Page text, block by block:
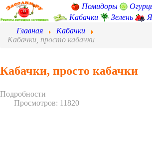
Помидоры
Кабачки
Зелень
Главная
Кабачки
Кабачки, просто кабачки
Кабачки, просто кабачки
Подробности
Просмотров: 11820